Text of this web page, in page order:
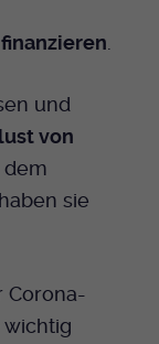
und
von
haben sie
Corona-
wichtig